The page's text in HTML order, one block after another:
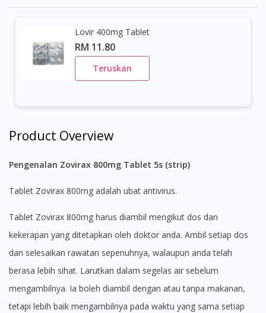
Lovir 400mg Tablet
RM 11.80
Teruskan
Product Overview
Pengenalan Zovirax 800mg Tablet 5s (strip)
Tablet Zovirax 800mg adalah ubat antivirus.
Tablet Zovirax 800mg harus diambil mengikut dos dan
kekerapan yang ditetapkan oleh doktor anda. Ambil setiap dos
dan selesaikan rawatan sepenuhnya, walaupun anda telah
berasa lebih sihat. Larutkan dalam segelas air sebelum
mengambilnya. Ia boleh diambil dengan atau tanpa makanan,
tetapi lebih baik mengambilnya pada waktu yang sama setiap